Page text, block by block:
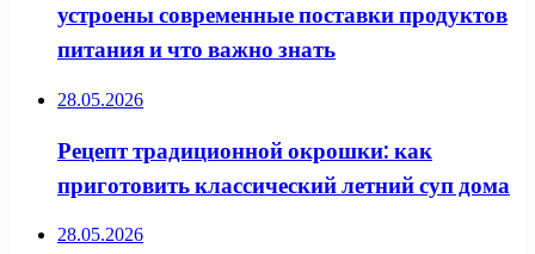
устроены современные поставки продуктов
питания и что важно знать
28.05.2026
Рецепт традиционной окрошки: как
приготовить классический летний суп дома
28.05.2026